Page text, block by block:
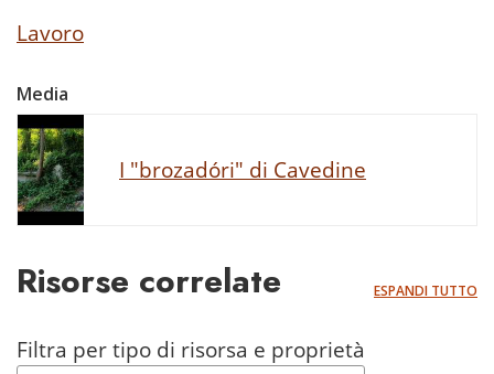
Lavoro
Media
I "brozadóri" di Cavedine
Risorse correlate ESPANDI TUTTO
Filtra per tipo di risorsa e proprietà